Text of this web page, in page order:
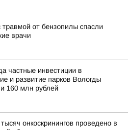
травмой от бензопилы спасли
врачи
частные инвестиции в
и развитие парков Вологды
160 млн рублей
онкоскринингов проведено в